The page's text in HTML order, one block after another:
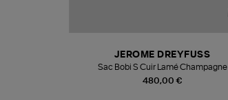
480,00 €
JEROME DREYFUSS
Sac Bobi S Cuir Lamé Champagne